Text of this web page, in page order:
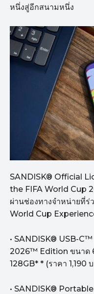
หนึ่งสู่อีกสนามหนึ่ง
SANDISK® Official
the FIFA World Cup
ผ่านช่องทางจำหน่ายที่ร่
World Cup
• SANDISK® USB-
2026™ Edition ขนาด
128GB* * (ราคา 1,190
• SANDISK®